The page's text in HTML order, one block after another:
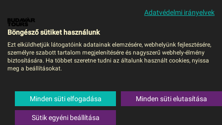
MENÜ
As-Salt
megfelelő utazásttaláltunk.
A keresővel tovább szűkítheti a
találati listát!
RENDEZÉS:
Adatvédelmi irányelvek
Böngésző sütiket használunk
Ezt elküldhetjük látogatóink adatainak elemzésére, webhelyünk fejlesztésére,
személyre szabott tartalom megjelenítésére és nagyszerű webhely-élmény
biztosítására. Ha többet szeretne tudni az általunk használt cookies, nyissa
meg a beállításokat.
Minden süti elfogadása Minden süti elutasítása
Sütik egyéni beállítása